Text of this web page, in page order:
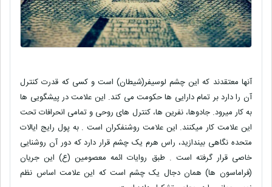
آنها معتقدند که این چشم لوسیفر(شیطان) است و کسی که قدرت کنترل
آن را دارد بر تمام دارایی ها حکومت می کند. این علامت در پیشگویی ها
به کار میرود. جادوها، نفرین ها، کنترل های روحی و تمامی انحرافات تحت
این علامت کار میکنند. این علامت روشنفکران است . به پول رایج ایالات
متحده نگاهی بیندازید، راس هرم یک چشم قرار دارد که دور آن روشنایی
خاصی قرار گرفته است . طبق روایات ائمه معصومین (ع) این جریان
(فراماسون ها) همان دجال یک چشم است که این علامت اساس نظم